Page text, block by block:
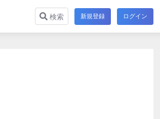
検索 新規登録 ログイン